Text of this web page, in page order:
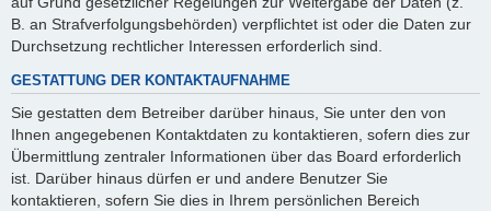
B. an Strafverfolgungsbehörden) verpflichtet ist oder die Daten zur
Durchsetzung rechtlicher Interessen erforderlich sind.
GESTATTUNG DER KONTAKTAUFNAHME
Sie gestatten dem Betreiber darüber hinaus, Sie unter den von
Ihnen angegebenen Kontaktdaten zu kontaktieren, sofern dies zur
Übermittlung zentraler Informationen über das Board erforderlich
ist. Darüber hinaus dürfen er und andere Benutzer Sie
kontaktieren, sofern Sie dies in Ihrem persönlichen Bereich